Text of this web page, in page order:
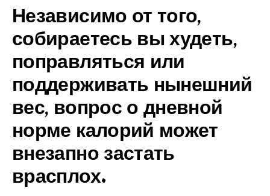
Независимо от того,
собираетесь вы худеть,
поправляться или
поддерживать нынешний
вес, вопрос о дневной
норме калорий может
внезапно застать
врасплох.